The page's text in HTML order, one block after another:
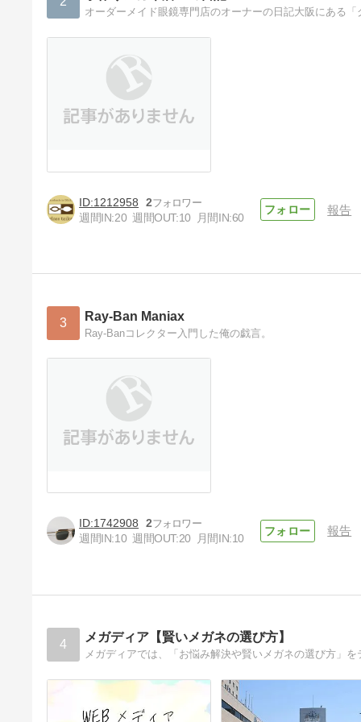
オーダーメイド眼鏡専門店のオーナーの日記大阪にある
1212958
2
週間IN:20 週間OUT:10 月間IN:60
報告
3 Ray-Ban Maniax
Ray-Banコレクター入門した俺の戯言。
1742908
2
週間IN:10 週間OUT:20 月間IN:10
報告
4 メガディア【賢いメガネの選び方】